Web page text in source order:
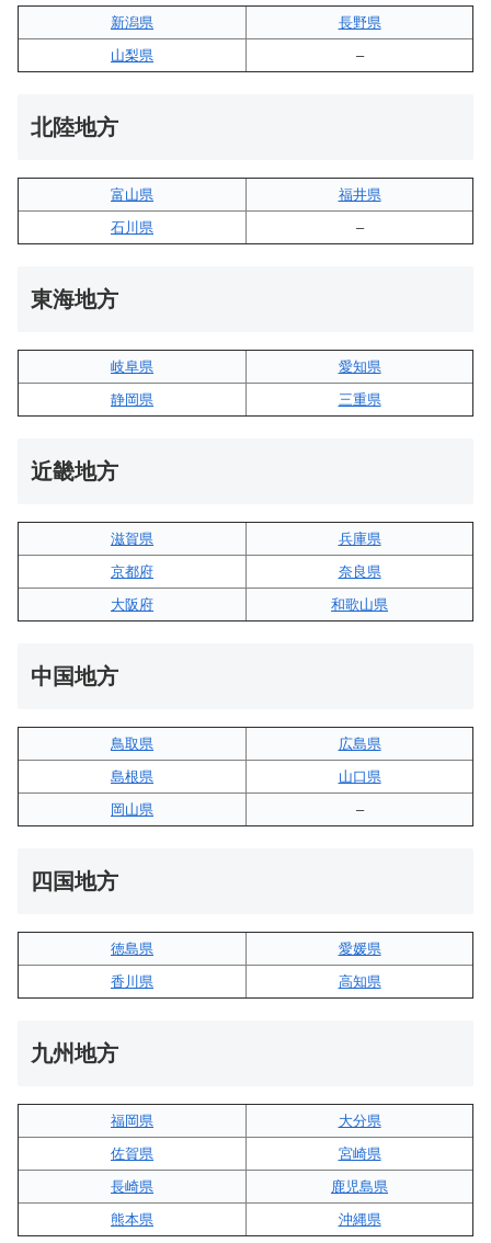
新潟県
長野県
山梨県
–
北陸地方
富山県
福井県
石川県
–
東海地方
岐阜県
愛知県
静岡県
三重県
近畿地方
滋賀県
兵庫県
京都府
奈良県
大阪府
和歌山県
中国地方
鳥取県
広島県
島根県
山口県
岡山県
–
四国地方
徳島県
愛媛県
香川県
高知県
九州地方
福岡県
大分県
佐賀県
宮崎県
長崎県
鹿児島県
熊本県
沖縄県